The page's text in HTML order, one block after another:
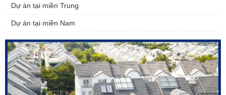
▼
Dự án tại miền Trung
Dự án tại miền Nam